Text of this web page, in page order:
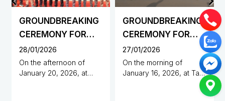
GROUNDBREAKING
CEREMONY FOR
THE
CONSTRUCTION OF
JING CHENG
28/01/2026
On the afternoon of
January 20, 2026, at
GROUNDBREAKING
CEREMONY FOR
THE
CONSTRUCTION OF
DUNHUANG
27/01/2026
On the morning of
January 16, 2026, at Tan